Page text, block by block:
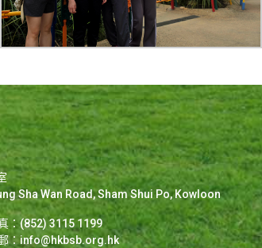
Sha Wan Road, Sham Shui Po, Kowloon
：(852) 3115 1199
： info@hkbsb.org.hk